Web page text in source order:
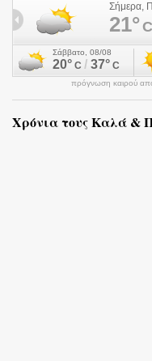
πρόγνωση καιρού
Χρόνια τους Καλά &